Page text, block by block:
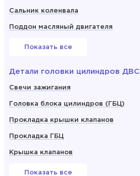
Сальник коленвала
Поддон масляный двигателя
Показать все
Детали головки цилиндров ДВС
Свечи зажигания
Головка блока цилиндров (ГБЦ)
Прокладка крышки клапанов
Прокладка ГБЦ
Крышка клапанов
Показать все